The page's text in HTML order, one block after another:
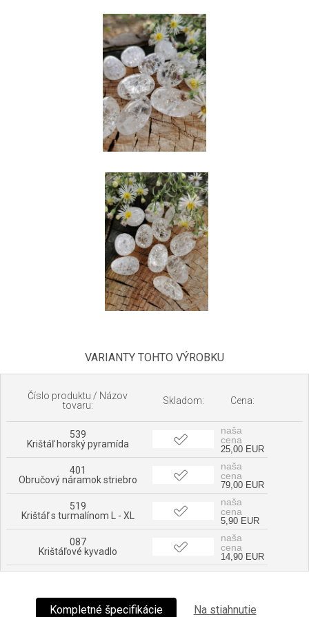
VARIANTY TOHTO VÝROBKU
Číslo produktu / Názov
tovaru:
Skladom: Cena:
539
Krištáľ horský pyramída
naša
cena
25,00 EUR
401
Obručový náramok striebro
naša
cena
79,00 EUR
519
Krištáľ s turmalínom L - XL
naša
cena
5,90 EUR
087
Krištáľové kyvadlo
naša
cena
14,90 EUR
Kompletné špecifikácie
Na stiahnutie